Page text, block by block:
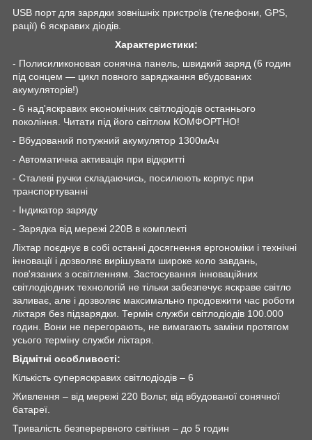
USB порт для зарядки зовнішніх пристроїв (телефони, GPS,
рації) 6 яскравих діодів.
Характеристики:
- Полисиликоновая сонячна панель, швидкий заряд (6 годин
під сонцем — цикл повного заряджання вбудованих
акумуляторів!)
- 6 над'яскравих економічних світлодіодів останнього
покоління. Читати під його світлом КОМФОРТНО!
- Вбудований потужний акумулятор 1300мАч
- Автоматична активація при відкритті
- Сталеві ручки складаючись, посилюють корпус при
транспортуванні
- Індикатор заряду
- Зарядка від мережі 220В в комплекті
Ліхтар поєднує в собі останні досягнення ергономіки і технічні
інновації і дозволяє вирішувати широке коло завдань,
пов'язаних з освітленням. Застосування інноваційних
світлодіодних технологій не тільки забезпечує яскраве світло
заливає, але і дозволяє максимально продовжити час роботи
ліхтаря без підзарядки. Термін служби світлодіодів 100.000
годин. Вони не перегорають, не вимагають заміни протягом
усього терміну служби ліхтаря.
Відмітні особливості:
Кількість суперяскравих світлодіодів – 6
Живлення – від мережі 220 Вольт, від вбудованої сонячної
батареї.
Тривалість безперервного світіння – до 5 годин